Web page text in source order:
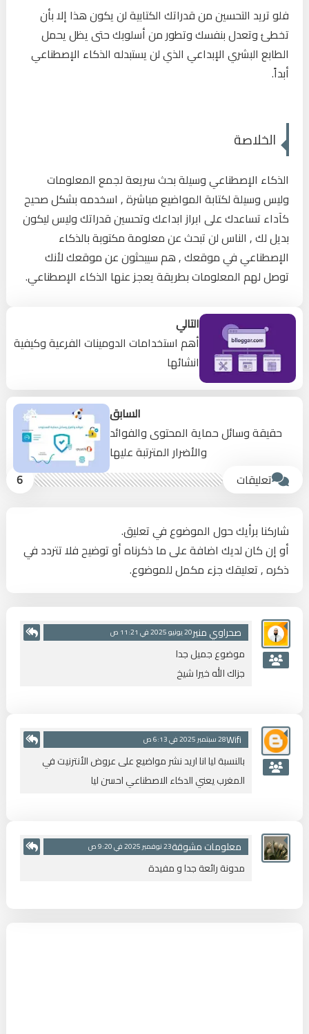
فلو تريد التحسين من قدراتك الكتابية لن يكون هذا إلا بأن
تخطئ وتعدل بنفسك وتطور من أسلوبك حتى يظل يحمل
الطابع البشري الإبداعي الذي لن يستبدله الذكاء الإصطناعي
أبداً.
الخلاصة
الذكاء الإصطناعي وسيلة بحث سريعة لجمع المعلومات
وليس وسيلة لكتابة المواضيع مباشرة , اسخدمه بشكل صحيح
كآداء تساعدك على ابراز ابداعك وتحسين قدراتك وليس ليكون
بديل لك , الناس لن تبحث عن معلومة مكتوبة بالذكاء
الإصطناعي في موقعك , هم سيبحثون عن موقعك لأنك
توصل لهم المعلومات بطريقة يعجز عنها الذكاء الإصطناعي.
التالي
أهم استخدامات الدومينات الفرعية وكيفية
انشائها
السابق
حقيقة وسائل حماية المحتوى والفوائد
والأضرار المترتبة عليها
تعليقات
6
شاركنا برأيك حول الموضوع في تعليق.
أو إن كان لديك اضافة على ما ذكرناه أو توضيح فلا تتردد في
ذكره , تعليقك جزء مكمل للموضوع.
صحراوي منير20 يونيو 2025 في 11:21 ص
موضوع جميل جدا
جزاك الله خيرا شيخ
Wifi28 سبتمبر 2025 في 6:13 ص
بالنسبة ليا انا اريد نشر مواضيع على عروض الأنترنيت في
المغرب يعني الدكاء الاصطناعي احسن ليا
معلومات مشوقة23 نوفمبر 2025 في 9:20 ص
مدونة رائعة جدا و مفيدة